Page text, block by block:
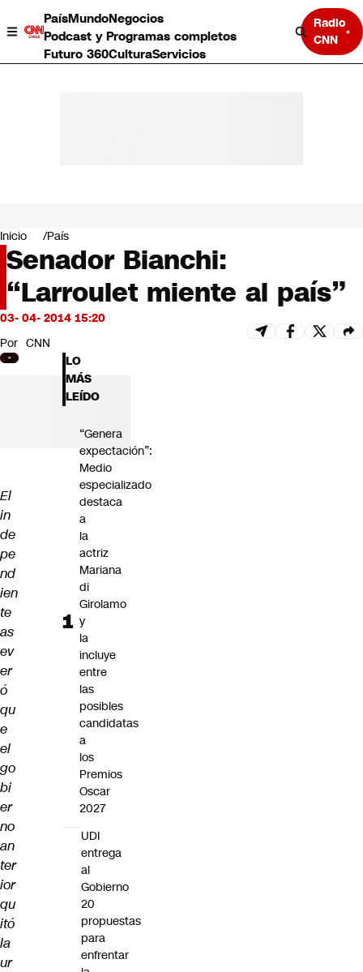
PaísMundoNegocios
Podcast y Programas completos
Futuro 360CulturaServicios
Radio
CNN
Negocios
Deportes
Programas completos
Cultura
Servicios
Bits
CNN Data
CNN tiempo
Futuro 360
Inicio País
Senador Bianchi:
“Larroulet miente al país”
03- 04- 2014 15:20
Por CNN
El
in
de
pe
nd
ien
te
as
ev
er
ó
qu
e
el
go
bi
er
no
an
ter
ior
qu
itó
la
ur
LO
MÁS
LEÍDO
“Genera
expectación”:
Medio
especializado
destaca
a
la
actriz
Mariana
di
Girolamo
y
la
incluye
entre
las
posibles
candidatas
a
los
Premios
Oscar
2027
UDI
entrega
al
Gobierno
20
propuestas
para
enfrentar